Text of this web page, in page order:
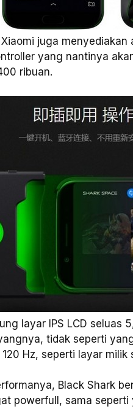
juga
yang nantinya
ribuan.
layar IPS LCD seluas
tidak seperti
Hz, seperti layar milik
Black Shark
powerfull, sama